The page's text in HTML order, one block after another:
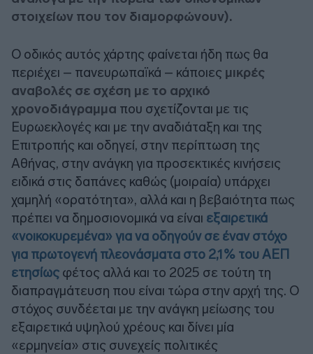
στοιχείων που τον διαμορφώνουν).
Ο οδικός αυτός χάρτης φαίνεται ήδη πως θα
περιέχει – πανευρωπαϊκά – κάποιες μικρές
αναβολές σε σχέση με το αρχικό
χρονοδιάγραμμα που σχετίζονται με τις
Ευρωεκλογές και με την αναδιάταξη και της
Επιτροπής και οδηγεί, στην περίπτωση της
Αθήνας, στην ανάγκη για προσεκτικές κινήσεις
ειδικά στις δαπάνες καθώς (μοιραία) υπάρχει
χαμηλή «ορατότητα», αλλά και η βεβαιότητα πως
πρέπει να δημοσιονομικά να είναι εξαιρετικά
«νοικοκυρεμένα» για να οδηγούν σε έναν στόχο
για πρωτογενή πλεονάσματα στο 2,1% του ΑΕΠ
ετησίως φέτος αλλά και το 2025 σε τούτη τη
διαπραγμάτευση που είναι τώρα στην αρχή της. Ο
στόχος συνδέεται με την ανάγκη μείωσης του
εξαιρετικά υψηλού χρέους και δίνει μία
«ερμηνεία» στις συνεχείς πολιτικές